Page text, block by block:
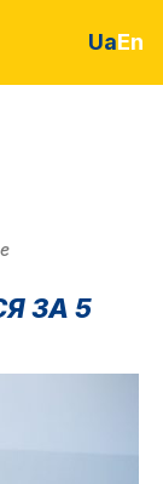
UaEn
ЗА 5